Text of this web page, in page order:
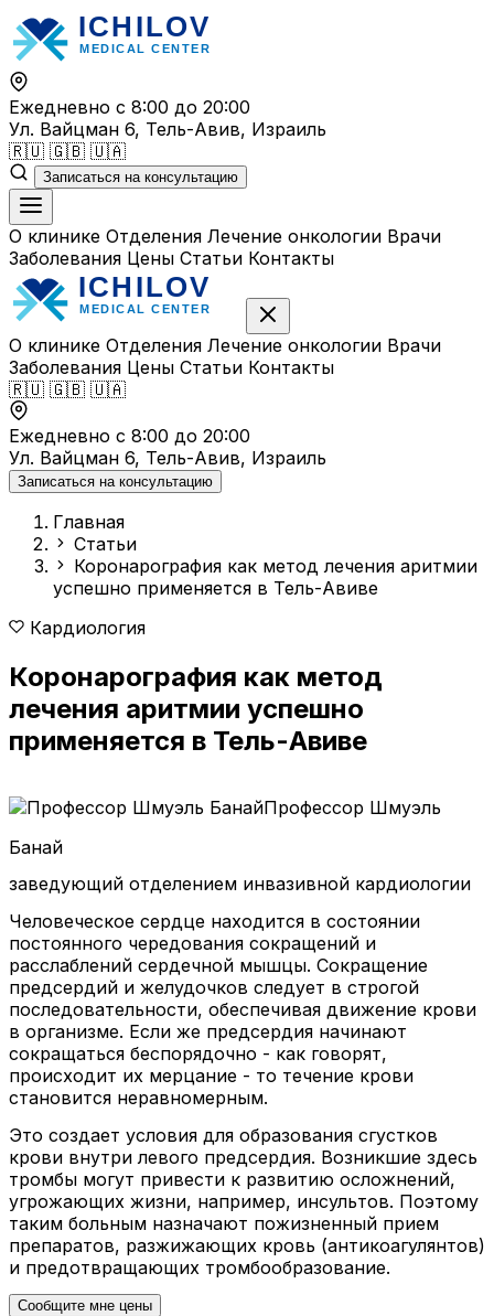
Перейти
к
содержимому
Ежедневно с 8:00 до 20:00
Ул. Вайцман 6, Тель-Авив, Израиль
🇷🇺 🇬🇧 🇺🇦
Записаться на консультацию
О клинике Отделения Лечение онкологии Врачи
Заболевания Цены Статьи Контакты
О клинике Отделения Лечение онкологии Врачи
Заболевания Цены Статьи Контакты
🇷🇺 🇬🇧 🇺🇦
Ежедневно с 8:00 до 20:00
Ул. Вайцман 6, Тель-Авив, Израиль
Записаться на консультацию
Главная
Статьи
Коронарография как метод лечения аритмии
успешно применяется в Тель-Авиве
Кардиология
Коронарография как метод
лечения аритмии успешно
применяется в Тель-Авиве
Профессор Шмуэль
Банай
заведующий отделением инвазивной кардиологии
Человеческое сердце находится в состоянии
постоянного чередования сокращений и
расслаблений сердечной мышцы. Сокращение
предсердий и желудочков следует в строгой
последовательности, обеспечивая движение крови
в организме. Если же предсердия начинают
сокращаться беспорядочно - как говорят,
происходит их мерцание - то течение крови
становится неравномерным.
Это создает условия для образования сгустков
крови внутри левого предсердия. Возникшие здесь
тромбы могут привести к развитию осложнений,
угрожающих жизни, например, инсультов. Поэтому
таким больным назначают пожизненный прием
препаратов, разжижающих кровь (антикоагулянтов)
и предотвращающих тромбообразование.
Сообщите мне цены